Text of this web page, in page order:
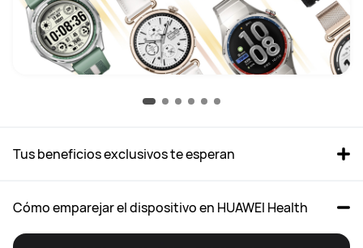
Tus beneficios exclusivos te esperan
Cómo emparejar el dispositivo en HUAWEI Health